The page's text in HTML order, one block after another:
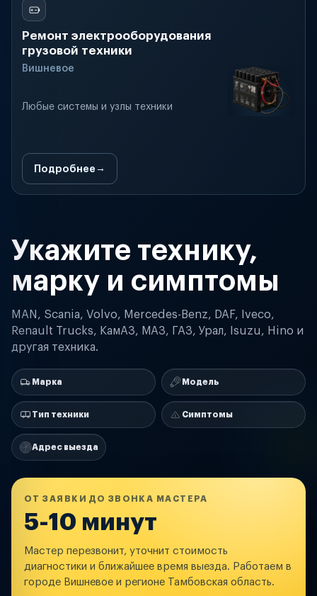
Ремонт электрооборудования
грузовой техники
Вишневое
Любые системы и узлы техники
Подробнее
Укажите технику,
марку и симптомы
MAN, Scania, Volvo, Mercedes-Benz, DAF, Iveco,
Renault Trucks, КамАЗ, МАЗ, ГАЗ, Урал, Isuzu, Hino и
другая техника.
Марка Модель
Тип техники Симптомы
Адрес выезда
ОТ ЗАЯВКИ ДО ЗВОНКА МАСТЕРА
5-10 минут
Мастер перезвонит, уточнит стоимость
диагностики и ближайшее время выезда. Работаем в
городе Вишневое и регионе Тамбовская область.